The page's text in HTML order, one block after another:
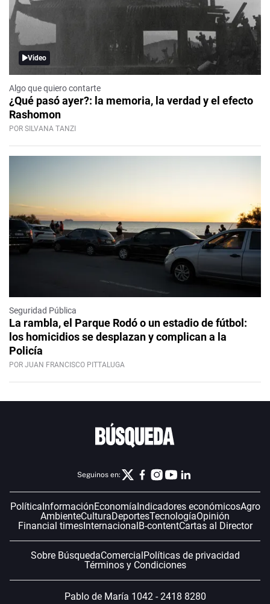
Video
Algo que quiero contarte
¿Qué pasó ayer?: la memoria, la verdad y el efecto
Rashomon
POR SILVANA TANZI
Seguridad Pública
La rambla, el Parque Rodó o un estadio de fútbol:
los homicidios se desplazan y complican a la
Policía
POR JUAN FRANCISCO PITTALUGA
Seguinos en:
Política InformaciónEconomía Indicadores económicosAgro
AmbienteCulturaDeportesTecnologíaOpinión
Financial timesInternacional B-contentCartas al Director
Sobre BúsquedaComercial Políticas de privacidad
Términos y Condiciones
Pablo de María 1042 - 2418 8280